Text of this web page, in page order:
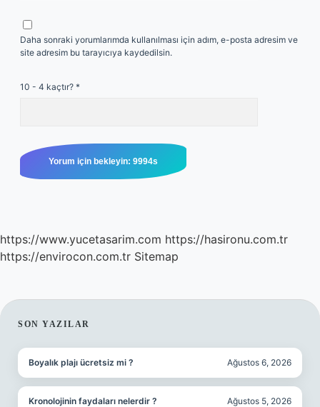
Daha sonraki yorumlarımda kullanılması için adım, e-posta adresim ve
site adresim bu tarayıcıya kaydedilsin.
10 - 4 kaçtır? *
https://www.yucetasarim.com https://hasironu.com.tr
https://envirocon.com.tr Sitemap
SIDEBAR
SON YAZILAR
Boyalık plajı ücretsiz mi ? Ağustos 6, 2026
Kronolojinin faydaları nelerdir ? Ağustos 5, 2026